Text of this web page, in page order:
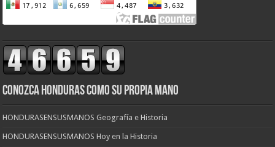
CONOZCA HONDURAS COMO SU PROPIA MANO
HONDURASENSUSMANOS Geografía e Historia
HONDURASENSUSMANOS Hoy en la Historia